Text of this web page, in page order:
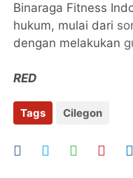
Binaraga Fitness
hukum, mulai dari
dengan melakukan
RED
Tags Cilegon